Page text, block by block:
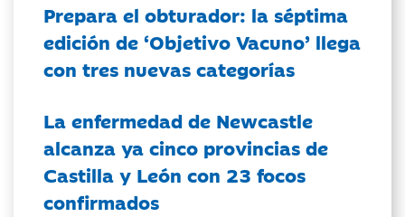
Prepara el obturador: la séptima
edición de ‘Objetivo Vacuno’ llega
con tres nuevas categorías
La enfermedad de Newcastle
alcanza ya cinco provincias de
Castilla y León con 23 focos
confirmados